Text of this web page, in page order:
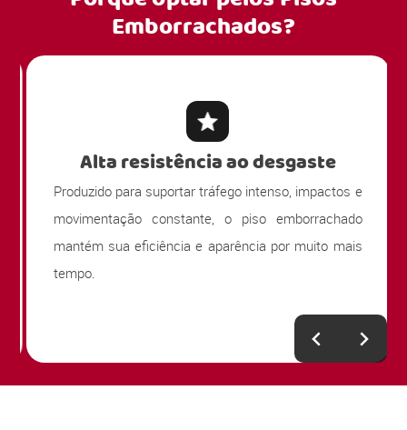
Emborrachados?
Alta resistência ao desgaste
Produzido para suportar tráfego intenso, impactos e
movimentação constante, o piso emborrachado
mantém sua eficiência e aparência por muito mais
tempo.